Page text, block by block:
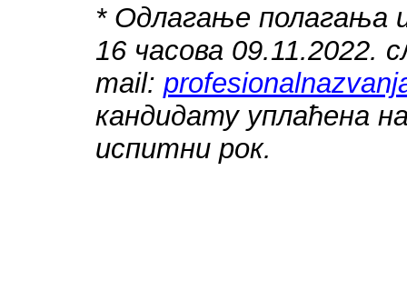
* Одлагање полагања
16 часова
mail:
кандидату уплаћена
испитни рок.